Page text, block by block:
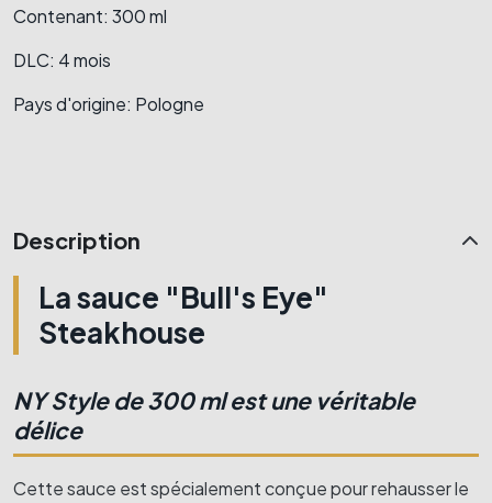
Contenant: 300 ml
DLC: 4 mois
Pays d'origine: Pologne
Description
La sauce "Bull's Eye"
Steakhouse
NY Style de 300 ml est une véritable
délice
Cette sauce est spécialement conçue pour rehausser le